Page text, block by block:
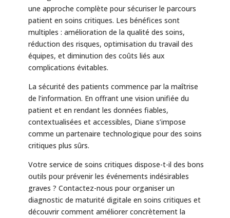
une approche complète pour sécuriser le parcours
patient en soins critiques. Les bénéfices sont
multiples : amélioration de la qualité des soins,
réduction des risques, optimisation du travail des
équipes, et diminution des coûts liés aux
complications évitables.
La sécurité des patients commence par la maîtrise
de l’information. En offrant une vision unifiée du
patient et en rendant les données fiables,
contextualisées et accessibles, Diane s’impose
comme un partenaire technologique pour des soins
critiques plus sûrs.
Votre service de soins critiques dispose-t-il des bons
outils pour prévenir les événements indésirables
graves ? Contactez-nous pour organiser un
diagnostic de maturité digitale en soins critiques et
découvrir comment améliorer concrètement la